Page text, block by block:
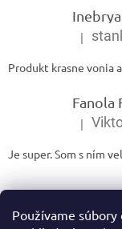
Používame
|
Produkt krasne vonia
|
Je super. Som s ním